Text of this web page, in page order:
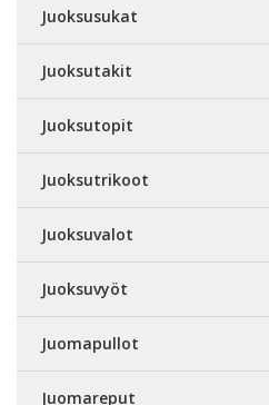
Juoksusukat
Juoksutakit
Juoksutopit
Juoksutrikoot
Juoksuvalot
Juoksuvyöt
Juomapullot
Juomareput